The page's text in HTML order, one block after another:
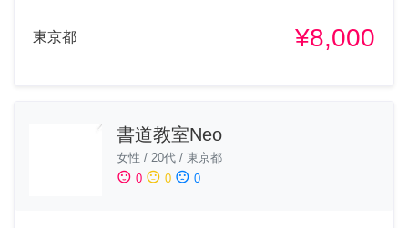
東京都 ¥8,000
書道教室Neo
女性 / 20代 / 東京都
sentiment_satisfied 0 sentiment_neutral 0 sentiment_dissatisfied 0